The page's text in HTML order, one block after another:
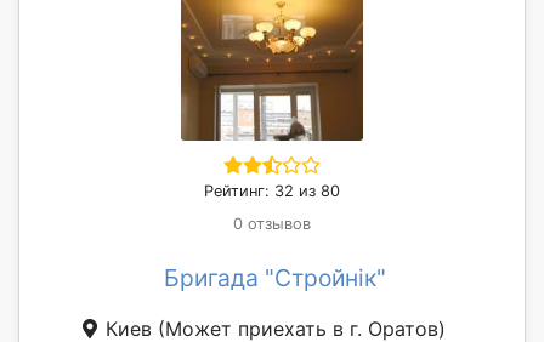
Рейтинг: 32 из 80
0 отзывов
Бригада "Стройнік"
Киев (Может приехать в г. Оратов)